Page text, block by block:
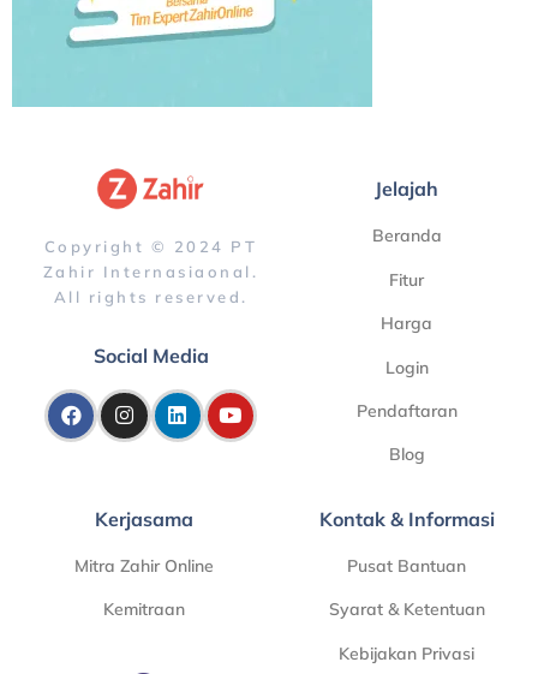
Copyright © 2024 PT
Zahir Internasiaonal.
All rights reserved.
Social Media
Jelajah
Beranda
Fitur
Harga
Login
Pendaftaran
Blog
Kerjasama
Mitra Zahir Online
Kemitraan
Kontak & Informasi
Pusat Bantuan
Syarat & Ketentuan
Kebijakan Privasi